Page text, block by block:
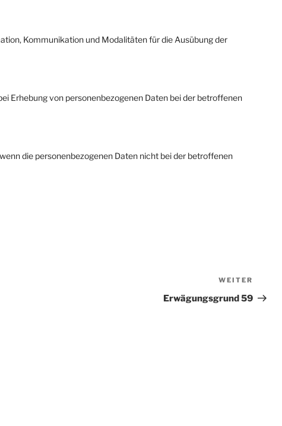
Kommunikation und Modalitäten für die Ausübung der
Erhebung von personenbezogenen Daten bei der betroffenen
die personenbezogenen Daten nicht bei der betroffenen
Beitrag
WEITER
Erwägungsgrund 59